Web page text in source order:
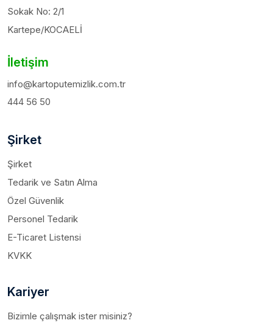
Sokak No: 2/1
Kartepe/KOCAELİ
İletişim
info@kartoputemizlik.com.tr
444 56 50
Şirket
Şirket
Tedarik ve Satın Alma
Özel Güvenlik
Personel Tedarik
E-Ticaret Listensi
KVKK
Kariyer
Bizimle çalışmak ister misiniz?